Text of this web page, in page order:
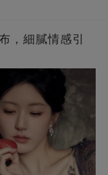
，細膩情感引